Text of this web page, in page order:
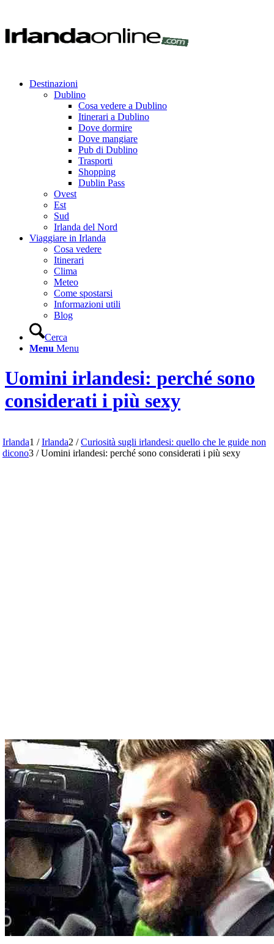
Destinazioni
Dublino
Cosa vedere a Dublino
Itinerari a Dublino
Dove dormire
Dove mangiare
Pub di Dublino
Trasporti
Shopping
Dublin Pass
Ovest
Est
Sud
Irlanda del Nord
Viaggiare in Irlanda
Cosa vedere
Itinerari
Clima
Meteo
Come spostarsi
Informazioni utili
Blog
Cerca
Menu Menu
Uomini irlandesi: perché sono
considerati i più sexy
Irlanda1 / Irlanda2 / Curiosità sugli irlandesi: quello che le guide non
dicono3 / Uomini irlandesi: perché sono considerati i più sexy